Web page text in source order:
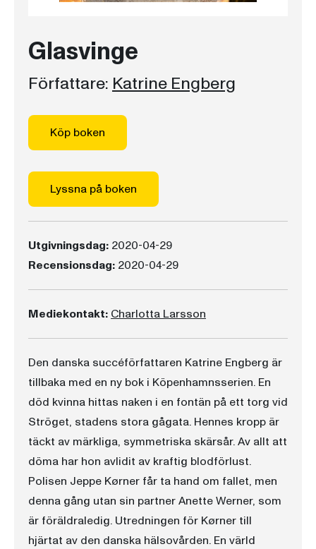
Glasvinge
Författare: Katrine Engberg
Köp boken
Lyssna på boken
Utgivningsdag: 2020-04-29
Recensionsdag: 2020-04-29
Mediekontakt: Charlotta Larsson
Den danska succéförfattaren Katrine Engberg är
tillbaka med en ny bok i Köpenhamnsserien. En
död kvinna hittas naken i en fontän på ett torg vid
Ströget, stadens stora gågata. Hennes kropp är
täckt av märkliga, symmetriska skärsår. Av allt att
döma har hon avlidit av kraftig blodförlust.
Polisen Jeppe Kørner får ta hand om fallet, men
denna gång utan sin partner Anette Werner, som
är föräldraledig. Utredningen för Kørner till
hjärtat av den danska hälsovården. En värld